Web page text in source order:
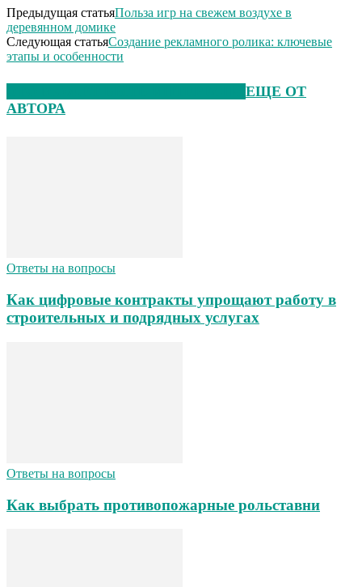
Предыдущая статьяПольза игр на свежем воздухе в
деревянном домике
Следующая статьяСоздание рекламного ролика: ключевые
этапы и особенности
ЕЩЕ ОТ
АВТОРА
Ответы на вопросы
Как цифровые контракты упрощают работу в
строительных и подрядных услугах
Ответы на вопросы
Как выбрать противопожарные рольставни